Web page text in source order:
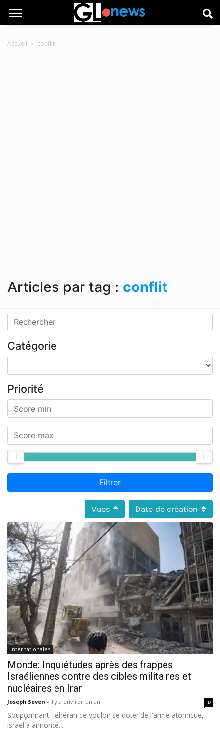
Accueil conflit
Articles par tag : conflit
Catégorie
Priorité
Filtrer
Vues Date de création
Internationales
Monde: Inquiétudes après des frappes
Israéliennes contre des cibles militaires et
nucléaires en Iran
Joseph Seven - Il y a environ un an 0
Soupçonnant Téhéran de vouloir se doter de l'arme atomique,
Israël a annoncé...